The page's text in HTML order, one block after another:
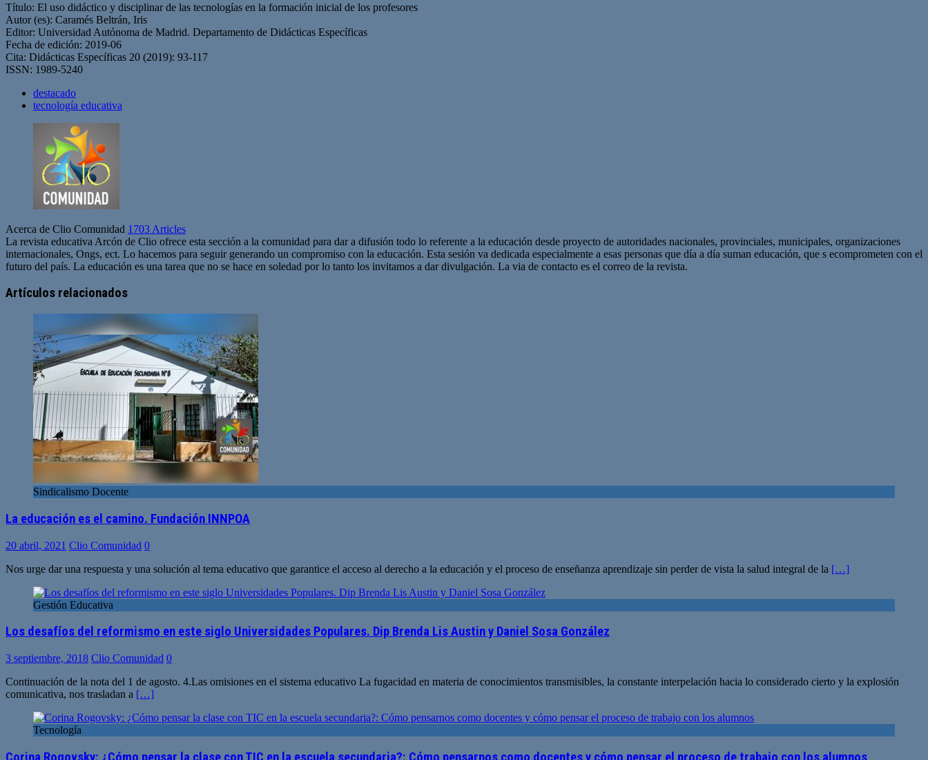
Título: El uso didáctico y disciplinar de las tecnologías en la formación inicial de los profesores
Autor (es): Caramés Beltrán, Iris
Editor: Universidad Autónoma de Madrid. Departamento de Didácticas Específicas
Fecha de edición: 2019-06
Cita: Didácticas Específicas 20 (2019): 93-117
ISSN: 1989-5240
destacado
tecnología educativa
Acerca de Clio Comunidad 1703 Articles
La revista educativa Arcón de Clio ofrece esta sección a la comunidad para dar a difusión todo lo referente a la educación desde proyecto de autoridades nacionales, provinciales, municipales, organizaciones
internacionales, Ongs, ect. Lo hacemos para seguir generando un compromiso con la educación. Esta sesión va dedicada especialmente a esas personas que día a día suman educación, que s ecomprometen con el
futuro del país. La educación es una tarea que no se hace en soledad por lo tanto los invitamos a dar divulgación. La via de contacto es el correo de la revista.
web
Artículos relacionados
Sindicalismo Docente
La educación es el camino. Fundación INNPOA
20 abril, 2021 Clio Comunidad 0
Nos urge dar una respuesta y una solución al tema educativo que garantice el acceso al derecho a la educación y el proceso de enseñanza aprendizaje sin perder de vista la salud integral de la […]
Gestión Educativa
Los desafíos del reformismo en este siglo Universidades Populares. Dip Brenda Lis Austin y Daniel Sosa González
3 septiembre, 2018 Clio Comunidad 0
Continuación de la nota del 1 de agosto. 4.Las omisiones en el sistema educativo La fugacidad en materia de conocimientos transmisibles, la constante interpelación hacia lo considerado cierto y la explosión
comunicativa, nos trasladan a […]
Tecnología